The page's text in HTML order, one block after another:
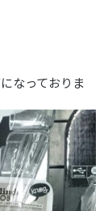
なっておりま